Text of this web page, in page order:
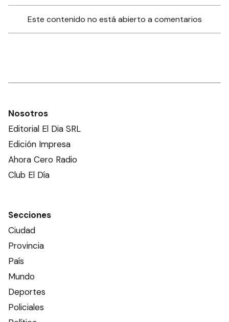
Este contenido no está abierto a comentarios
Nosotros
Editorial El Dia SRL
Edición Impresa
Ahora Cero Radio
Club El Día
Secciones
Ciudad
Provincia
País
Mundo
Deportes
Policiales